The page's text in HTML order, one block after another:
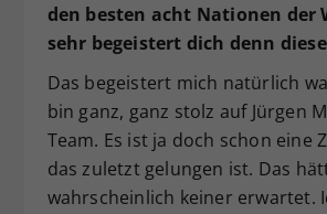
den besten acht Nationen der
sehr begeistert dich denn
Das begeistert mich natürlich
bin ganz, ganz stolz auf Jürgen
Team. Es ist ja doch schon eine
das zuletzt gelungen ist. Das
wahrscheinlich keiner erwartet.